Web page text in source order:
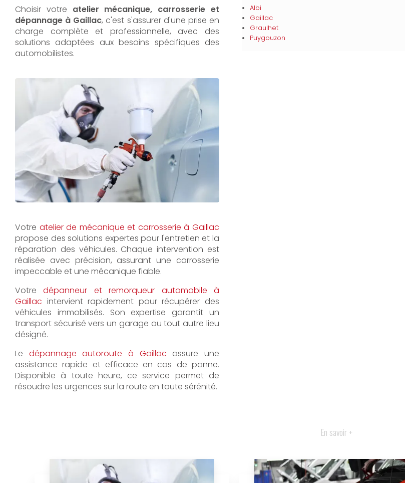
Choisir votre atelier mécanique, carrosserie et
dépannage à Gaillac, c'est s'assurer d'une prise en
charge complète et professionnelle, avec des
solutions adaptées aux besoins spécifiques des
automobilistes.
Votre atelier de mécanique et carrosserie à Gaillac
propose des solutions expertes pour l'entretien et la
réparation des véhicules. Chaque intervention est
réalisée avec précision, assurant une carrosserie
impeccable et une mécanique fiable.
Votredépanneur et remorqueur automobile à
Gaillac intervient rapidement pour récupérer des
véhicules immobilisés. Son expertise garantit un
transport sécurisé vers un garage ou tout autre lieu
désigné.
Le dépannage autoroute à Gaillac assure une
assistance rapide et efficace en cas de panne.
Disponible à toute heure, ce service permet de
résoudre les urgences sur la route en toute sérénité.
Albi
Gaillac
Graulhet
Puygouzon
En savoir +